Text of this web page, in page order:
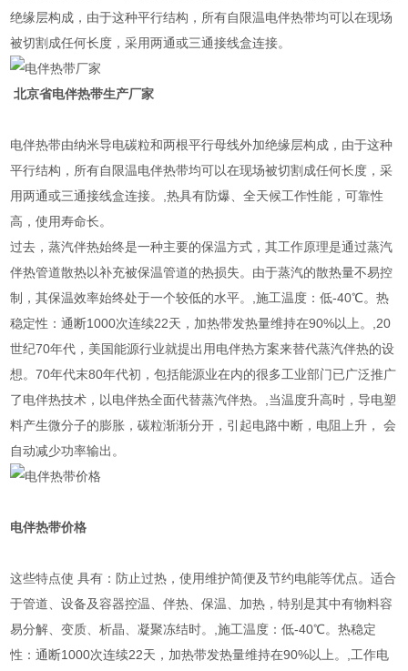
绝缘层构成，由于这种平行结构，所有自限温电伴热带均可以在现场
被切割成任何长度，采用两通或三通接线盒连接。
北京省电伴热带生产厂家
电伴热带由纳米导电碳粒和两根平行母线外加绝缘层构成，由于这种
平行结构，所有自限温电伴热带均可以在现场被切割成任何长度，采
用两通或三通接线盒连接。,热具有防爆、全天候工作性能，可靠性
高，使用寿命长。
过去，蒸汽伴热始终是一种主要的保温方式，其工作原理是通过蒸汽
伴热管道散热以补充被保温管道的热损失。由于蒸汽的散热量不易控
制，其保温效率始终处于一个较低的水平。,施工温度：低-40℃。热
稳定性：通断1000次连续22天，加热带发热量维持在90%以上。,20
世纪70年代，美国能源行业就提出用电伴热方案来替代蒸汽伴热的设
想。70年代末80年代初，包括能源业在内的很多工业部门已广泛推广
了电伴热技术，以电伴热全面代替蒸汽伴热。,当温度升高时，导电塑
料产生微分子的膨胀，碳粒渐渐分开，引起电路中断，电阻上升， 会
自动减少功率输出。
电伴热带价格
这些特点使 具有：防止过热，使用维护简便及节约电能等优点。适合
于管道、设备及容器控温、伴热、保温、加热，特别是其中有物料容
易分解、变质、析晶、凝聚冻结时。,施工温度：低-40℃。热稳定
性：通断1000次连续22天，加热带发热量维持在90%以上。,工作电